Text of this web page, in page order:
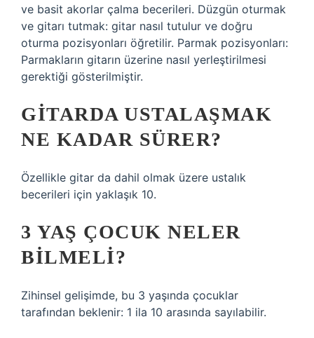
ve basit akorlar çalma becerileri. Düzgün oturmak
ve gitarı tutmak: gitar nasıl tutulur ve doğru
oturma pozisyonları öğretilir. Parmak pozisyonları:
Parmakların gitarın üzerine nasıl yerleştirilmesi
gerektiği gösterilmiştir.
GITARDA USTALAŞMAK
NE KADAR SÜRER?
Özellikle gitar da dahil olmak üzere ustalık
becerileri için yaklaşık 10.
3 YAŞ ÇOCUK NELER
BILMELI?
Zihinsel gelişimde, bu 3 yaşında çocuklar
tarafından beklenir: 1 ila 10 arasında sayılabilir.